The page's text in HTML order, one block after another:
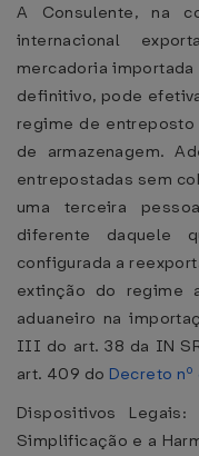
A Consulente, na
internacional
mercadoria
definitivo, pode
regime de entreposto
de armazenagem.
entrepostadas sem
uma terceira
diferente daquele
configurada a
extinção do regime
aduaneiro na
III do art. 38 da IN
art. 409 do Decreto
Dispositivos
Simplificação e a